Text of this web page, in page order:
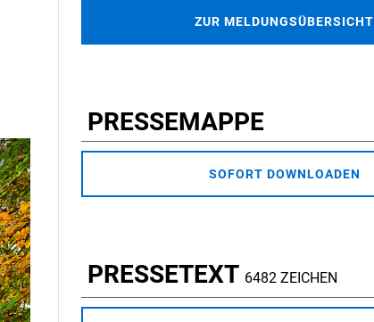
ZUR MELDUNGSÜBERSICHT
PRESSEMAPPE
SOFORT DOWNLOADEN
PRESSETEXT 6482 ZEICHEN